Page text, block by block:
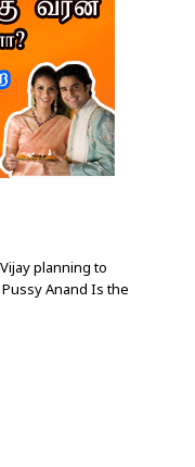
planning to
Anand Is the